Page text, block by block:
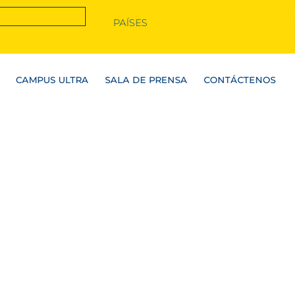
PAÍSES
CAMPUS ULTRA SALA DE PRENSA CONTÁCTENOS